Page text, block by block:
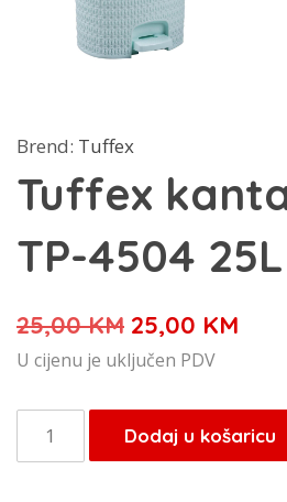
Brend: Tuffex
Tuffex
TP-4504 25L
25,00KM Izvorna
cijena
je:
25,00 KM.
25,00 KM
U cijenu je uključen PDV
Tuffex
kanta
Dodaj u košaricu